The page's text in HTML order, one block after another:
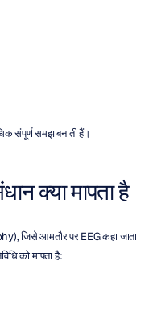
संपूर्ण समझ बनाती हैं।
क्या मापता है
जिसे आमतौर पर EEG कहा जाता
को मापता है: